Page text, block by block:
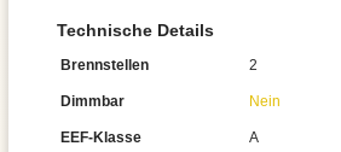
Technische Details
Brennstellen 2
Dimmbar Nein
EEF-Klasse A